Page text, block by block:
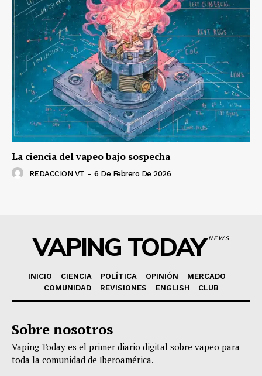
La ciencia del vapeo bajo sospecha
REDACCION VT - 6 De Febrero De 2026
VAPING TODAYNEWS
INICIO CIENCIA POLÍTICA OPINIÓN
MERCADO
COMUNIDAD
REVISIONES ENGLISH CLUB
Sobre nosotros
Vaping Today es el primer diario digital sobre vapeo para
toda la comunidad de Iberoamérica.